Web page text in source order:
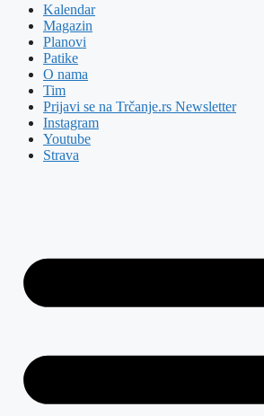
Kalendar
Magazin
Planovi
Patike
O nama
Tim
Prijavi se na Trčanje.rs Newsletter
Instagram
Youtube
Strava